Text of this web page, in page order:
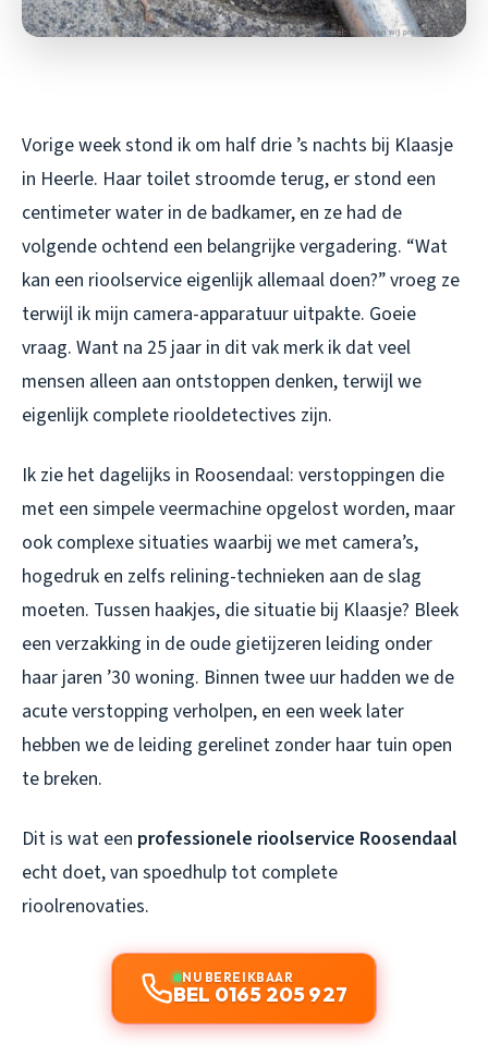
Vorige week stond ik om half drie ’s nachts bij Klaasje
in Heerle. Haar toilet stroomde terug, er stond een
centimeter water in de badkamer, en ze had de
volgende ochtend een belangrijke vergadering. “Wat
kan een rioolservice eigenlijk allemaal doen?” vroeg ze
terwijl ik mijn camera-apparatuur uitpakte. Goeie
vraag. Want na 25 jaar in dit vak merk ik dat veel
mensen alleen aan ontstoppen denken, terwijl we
eigenlijk complete riooldetectives zijn.
Ik zie het dagelijks in Roosendaal: verstoppingen die
met een simpele veermachine opgelost worden, maar
ook complexe situaties waarbij we met camera’s,
hogedruk en zelfs relining-technieken aan de slag
moeten. Tussen haakjes, die situatie bij Klaasje? Bleek
een verzakking in de oude gietijzeren leiding onder
haar jaren ’30 woning. Binnen twee uur hadden we de
acute verstopping verholpen, en een week later
hebben we de leiding gerelinet zonder haar tuin open
te breken.
Dit is wat een professionele rioolservice Roosendaal
echt doet, van spoedhulp tot complete
rioolrenovaties.
NU BEREIKBAAR
BEL 0165 205 927